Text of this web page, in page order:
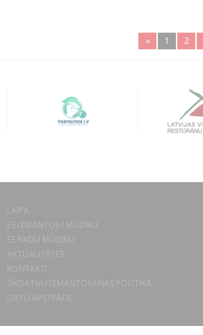
« 1 2
LAIPA
ES IZMANTOJU MŪZIKU
ES RADU MŪZIKU
AKTUALITĀTES
KONTAKTI
SĪKDATŅU IZMANTOŠANAS POLITIKA
DATU APSTRĀDE